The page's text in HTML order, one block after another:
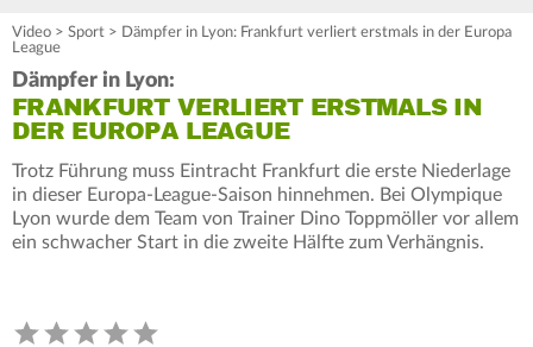
Video > Sport > Dämpfer in Lyon: Frankfurt verliert erstmals in der Europa
League
Dämpfer in Lyon:
FRANKFURT VERLIERT ERSTMALS IN
DER EUROPA LEAGUE
Trotz Führung muss Eintracht Frankfurt die erste Niederlage
in dieser Europa-League-Saison hinnehmen. Bei Olympique
Lyon wurde dem Team von Trainer Dino Toppmöller vor allem
ein schwacher Start in die zweite Hälfte zum Verhängnis.